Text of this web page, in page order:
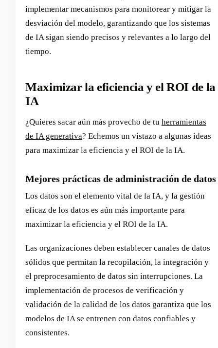
implementar mecanismos para monitorear y mitigar la
desviación del modelo, garantizando que los sistemas
de IA sigan siendo precisos y relevantes a lo largo del
tiempo.
Maximizar la eficiencia y el ROI de la
IA
¿Quieres sacar aún más provecho de tu herramientas
de IA generativa? Echemos un vistazo a algunas ideas
para maximizar la eficiencia y el ROI de la IA.
Mejores prácticas de administración de datos
Los datos son el elemento vital de la IA, y la gestión
eficaz de los datos es aún más importante para
maximizar la eficiencia y el ROI de la IA.
Las organizaciones deben establecer canales de datos
sólidos que permitan la recopilación, la integración y
el preprocesamiento de datos sin interrupciones. La
implementación de procesos de verificación y
validación de la calidad de los datos garantiza que los
modelos de IA se entrenen con datos confiables y
consistentes.